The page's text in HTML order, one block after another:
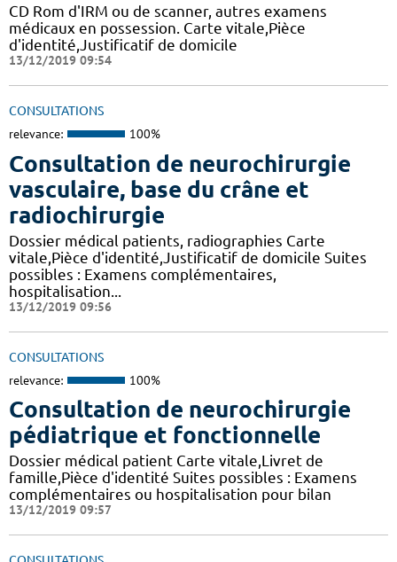
CD Rom d'IRM ou de scanner, autres examens
médicaux en possession. Carte vitale,Pièce
d'identité,Justificatif de domicile
13/12/2019 09:54
CONSULTATIONS
relevance: 100%
Consultation de neurochirurgie
vasculaire, base du crâne et
radiochirurgie
Dossier médical patients, radiographies Carte
vitale,Pièce d'identité,Justificatif de domicile Suites
possibles : Examens complémentaires,
hospitalisation...
13/12/2019 09:56
CONSULTATIONS
relevance: 100%
Consultation de neurochirurgie
pédiatrique et fonctionnelle
Dossier médical patient Carte vitale,Livret de
famille,Pièce d'identité Suites possibles : Examens
complémentaires ou hospitalisation pour bilan
13/12/2019 09:57